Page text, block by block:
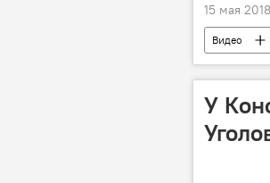
15 мая
Видео
Крымский
У